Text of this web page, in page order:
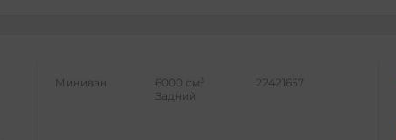
Минивэн 6000 см 3
Задний
22421657